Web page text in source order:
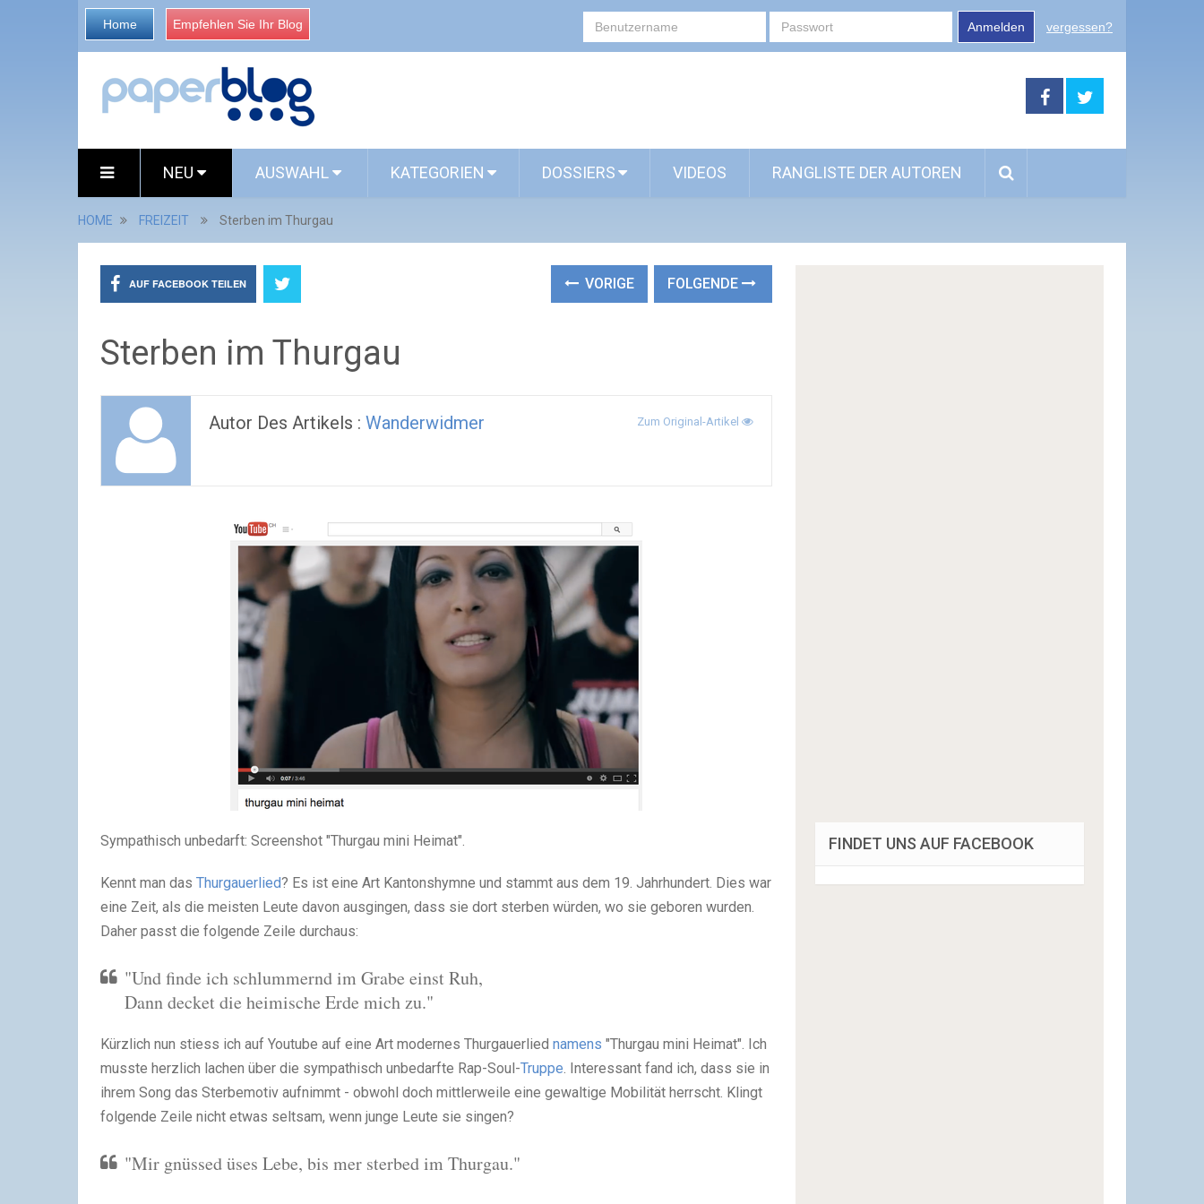
Home Empfehlen Sie Ihr Blog Anmelden vergessen?
NEU AUSWAHL KATEGORIEN DOSSIERS VIDEOS RANGLISTE DER AUTOREN
HOME FREIZEIT Sterben im Thurgau
AUF FACEBOOK TEILEN VORIGE FOLGENDE
Sterben im Thurgau
Autor Des Artikels : Wanderwidmer Zum Original-Artikel
Sympathisch unbedarft: Screenshot "Thurgau mini Heimat".
Kennt man das Thurgauerlied? Es ist eine Art Kantonshymne und stammt aus dem 19. Jahrhundert. Dies war
eine Zeit, als die meisten Leute davon ausgingen, dass sie dort sterben würden, wo sie geboren wurden.
Daher passt die folgende Zeile durchaus:
"Und finde ich schlummernd im Grabe einst Ruh,
Dann decket die heimische Erde mich zu."
Kürzlich nun stiess ich auf Youtube auf eine Art modernes Thurgauerlied namens "Thurgau mini Heimat". Ich
musste herzlich lachen über die sympathisch unbedarfte Rap-Soul-Truppe. Interessant fand ich, dass sie in
ihrem Song das Sterbemotiv aufnimmt - obwohl doch mittlerweile eine gewaltige Mobilität herrscht. Klingt
folgende Zeile nicht etwas seltsam, wenn junge Leute sie singen?
"Mir gnüssed üses Lebe, bis mer sterbed im Thurgau."
FINDET UNS AUF FACEBOOK